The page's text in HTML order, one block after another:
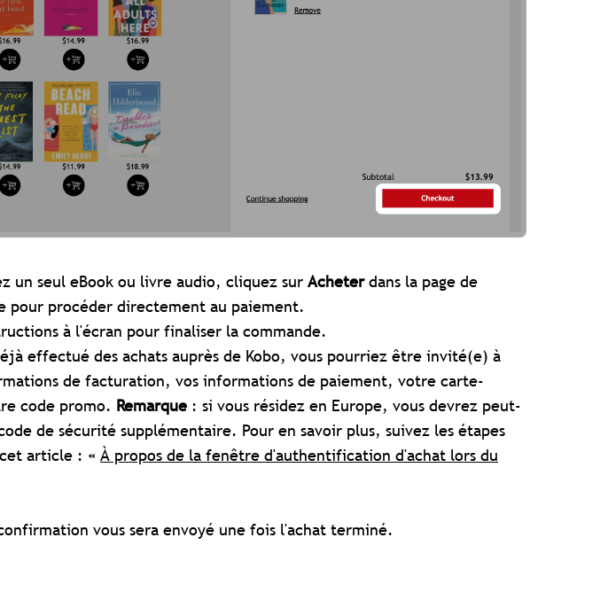
un seul eBook ou livre audio, cliquez sur Acheterdans la page de
pour procéder directement au paiement.
à l'écran pour finaliser la commande.
effectué des achats auprès de Kobo, vous pourriez être invité(e) à
de facturation, vos informations de paiement, votre carte-
code promo. Remarque : si vous résidez en Europe, vous devrez peut-
de sécurité supplémentaire. Pour en savoir plus, suivez les étapes
article : « À propos de la fenêtre d'authentification d'achat lors du
vous sera envoyé une fois l'achat terminé.